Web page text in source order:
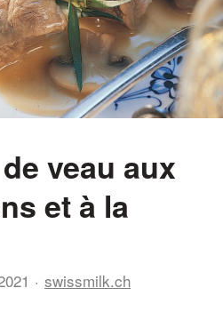
veau aux
et à la
swissmilk.ch